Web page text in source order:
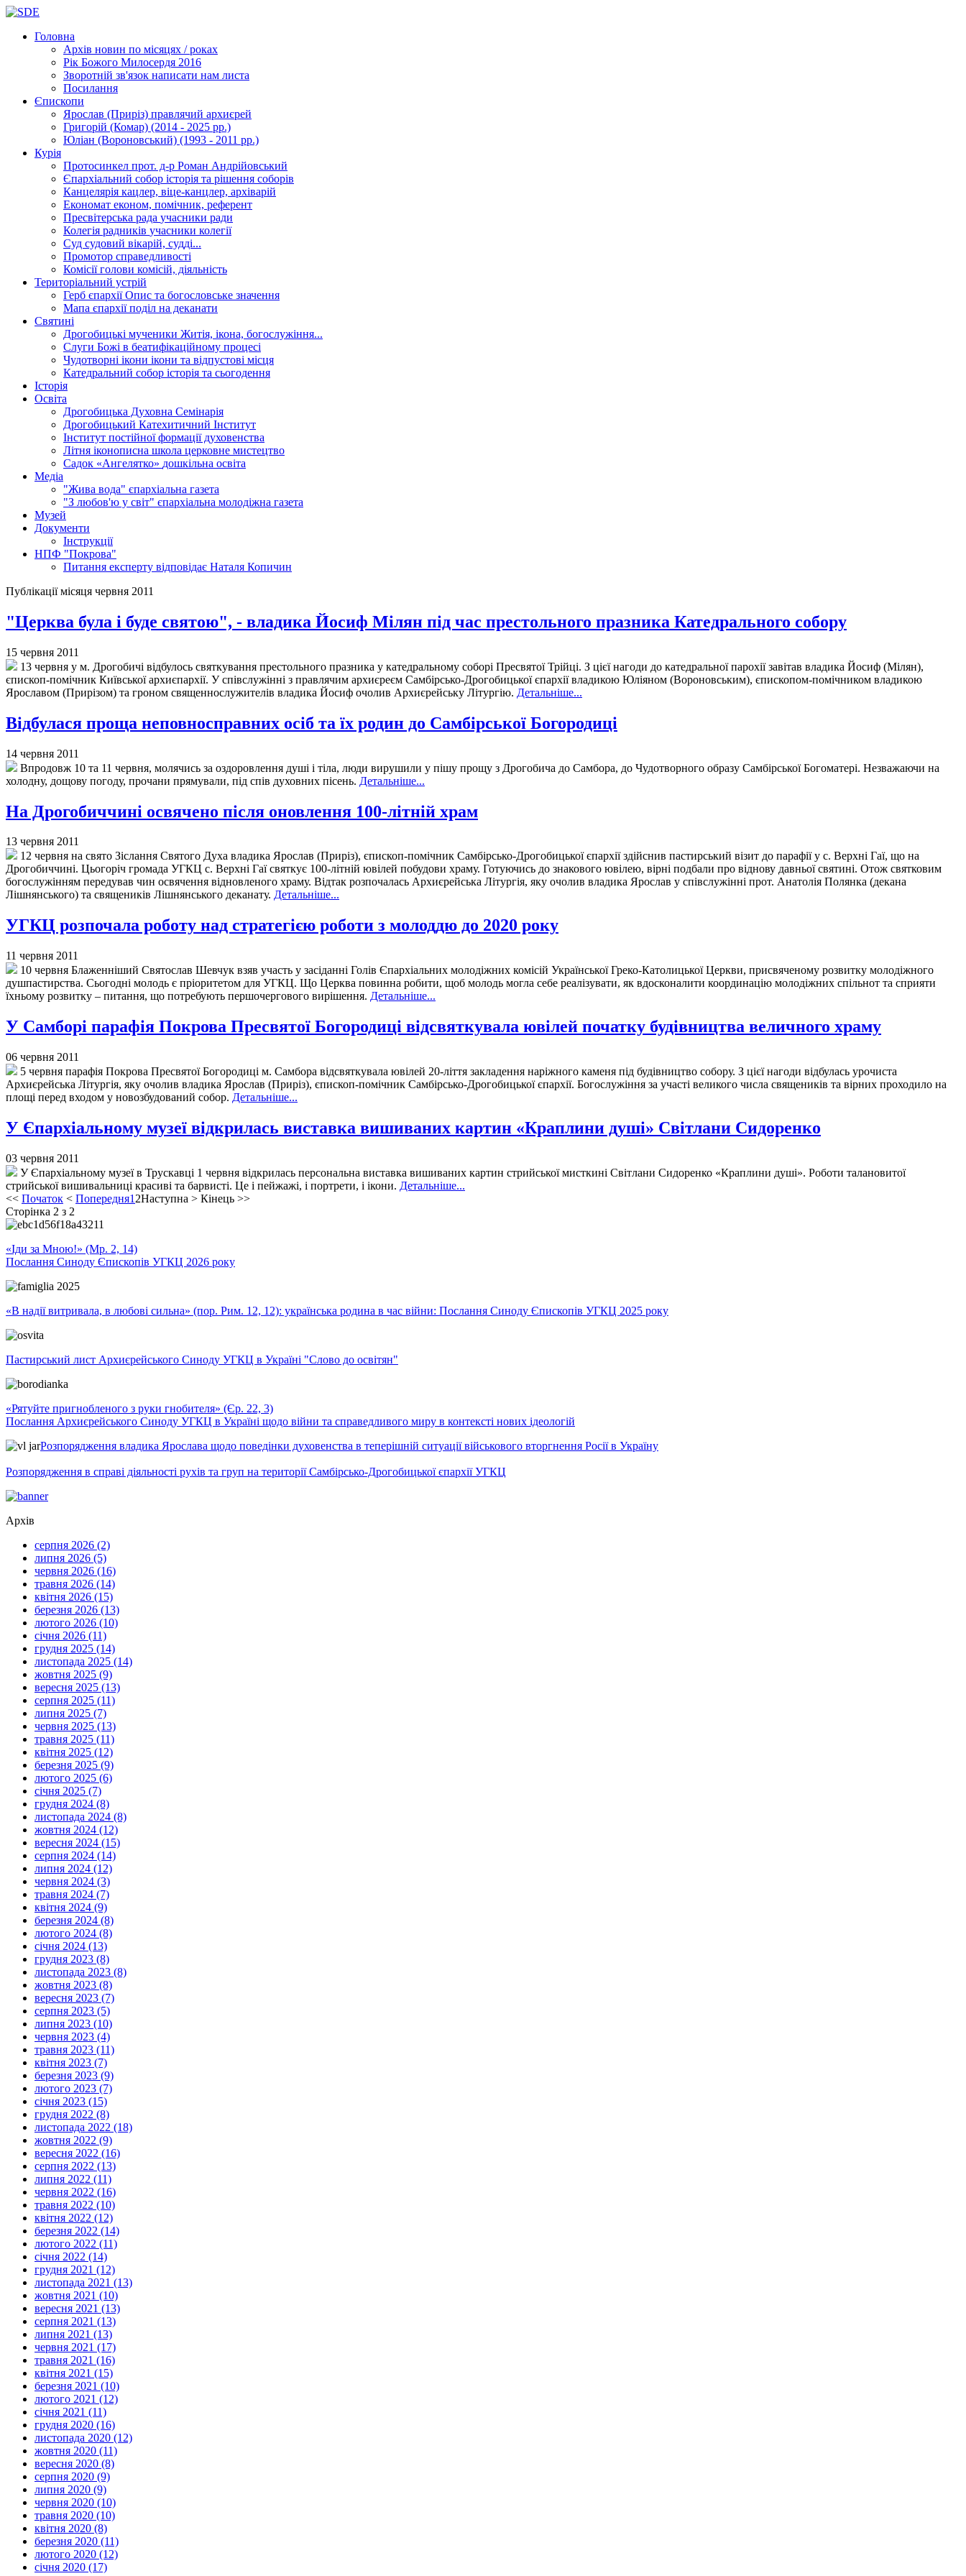
Головна
Архів новин по місяцях / роках
Рік Божого Милосердя 2016
Зворотній зв'язок написати нам листа
Посилання
Єпископи
Ярослав (Приріз) правлячий архиєрей
Григорій (Комар) (2014 - 2025 рр.)
Юліан (Вороновський) (1993 - 2011 рр.)
Курія
Протосинкел прот. д-р Роман Андрійовський
Єпархіальний собор історія та рішення соборів
Канцелярія кацлер, віце-канцлер, архіварій
Економат економ, помічник, референт
Пресвітерська рада учасники ради
Колегія радників учасники колегії
Суд судовий вікарій, судді...
Промотор справедливості
Комісіїголови комісій, діяльність
Територіальний устрій
Герб єпархіїОпис та богословське значення
Мапа єпархіїподіл на деканати
Святині
Дрогобицькі мученики Житія, ікона, богослужіння...
Слуги Божі в беатифікаційному процесі
Чудотворні ікони ікони та відпустові місця
Катедральний собор історія та сьогодення
Історія
Освіта
Дрогобицька Духовна Семінарія
Дрогобицький Катехитичний Інститут
Інститут постійної формації духовенства
Літня іконописна школа церковне мистецтво
Садок «Ангелятко» дошкільна освіта
Медіа
"Жива вода" єпархіальна газета
"З любов'ю у світ" єпархіальна молодіжна газета
Музей
Документи
Інструкції
НПФ "Покрова"
Питання експерту відповідає Наталя Копичин
Публікації місяця червня 2011
"Церква була і буде святою", - владика Йосиф Мілян під час престольного празника Катедрального собору
15 червня 2011
13 червня у м. Дрогобичі відбулось святкування престольного празника у катедральному соборі Пресвятої Трійці. З цієї нагоди до катедральної парохії завітав владика Йосиф (Мілян),
єпископ-помічник Київської архиєпархії. У співслужінні з правлячим архиєреєм Самбірсько-Дрогобицької єпархії владикою Юліяном (Вороновським), єпископом-помічником владикою
Ярославом (Прирізом) та гроном священнослужителів владика Йосиф очолив Архиєрейську Літургію. Детальніше...
Відбулася проща неповносправних осіб та їх родин до Самбірської Богородиці
14 червня 2011
Впродовж 10 та 11 червня, молячись за оздоровлення душі і тіла, люди вирушили у пішу прощу з Дрогобича до Самбора, до Чудотворного образу Самбірської Богоматері. Незважаючи на
холодну, дощову погоду, прочани прямували, під спів духовних пісень. Детальніше...
На Дрогобиччині освячено після оновлення 100-літній храм
13 червня 2011
12 червня на свято Зіслання Святого Духа владика Ярослав (Приріз), єпископ-помічник Самбірсько-Дрогобицької єпархії здійснив пастирський візит до парафії у с. Верхні Гаї, що на
Дрогобиччині. Цьогоріч громада УГКЦ с. Верхні Гаї святкує 100-літній ювілей побудови храму. Готуючись до знакового ювілею, вірні подбали про віднову давньої святині. Отож святковим
богослужінням передував чин освячення відновленого храму. Відтак розпочалась Архиєрейська Літургія, яку очолив владика Ярослав у співслужінні прот. Анатолія Полянка (декана
Лішнянського) та священиків Лішнянського деканату. Детальніше...
УГКЦ розпочала роботу над стратегією роботи з молоддю до 2020 року
11 червня 2011
10 червня Блаженніший Святослав Шевчук взяв участь у засіданні Голів Єпархіальних молодіжних комісій Української Греко-Католицької Церкви, присвяченому розвитку молодіжного
душпастирства. Сьогодні молодь є пріоритетом для УГКЦ. Що Церква повинна робити, щоб молодь могла себе реалізувати, як вдосконалити координацію молодіжних спільнот та сприяти
їхньому розвитку – питання, що потребують першочергового вирішення. Детальніше...
У Самборі парафія Покрова Пресвятої Богородиці відсвяткувала ювілей початку будівництва величного храму
06 червня 2011
5 червня парафія Покрова Пресвятої Богородиці м. Самбора відсвяткувала ювілей 20-ліття закладення наріжного каменя під будівництво собору. З цієї нагоди відбулась урочиста
Архиєрейська Літургія, яку очолив владика Ярослав (Приріз), єпископ-помічник Самбірсько-Дрогобицької єпархії. Богослужіння за участі великого числа священиків та вірних проходило на
площі перед входом у новозбудований собор. Детальніше...
У Єпархіальному музеї відкрилась виставка вишиваних картин «Краплини душі» Світлани Сидоренко
03 червня 2011
У Єпархіальному музеї в Трускавці 1 червня відкрилась персональна виставка вишиваних картин стрийської мисткині Світлани Сидоренко «Краплини душі». Роботи талановитої
стрийської вишивальниці красиві та барвисті. Це і пейжажі, і портрети, і ікони. Детальніше...
<< Початок < Попередня1 2Наступна > Кінець >>
Сторінка 2 з 2
«Іди за Мною!» (Мр. 2, 14)
Послання Синоду Єпископів УГКЦ 2026 року
«В надії витривала, в любові сильна» (пор. Рим. 12, 12): українська родина в час війни: Послання Синоду Єпископів УГКЦ 2025 року
Пастирський лист Архиєрейського Синоду УГКЦ в Україні "Слово до освітян"
«Рятуйте пригнобленого з руки гнобителя» (Єр. 22, 3)
Послання Архиєрейського Синоду УГКЦ в Україні щодо війни та справедливого миру в контексті нових ідеологій
Розпорядження владика Ярослава щодо поведінки духовенства в теперішній ситуації військового вторгнення Росії в Україну
Розпорядження в справі діяльності рухів та груп на території Самбірсько-Дрогобицької єпархії УГКЦ
Архів
серпня 2026 (2)
липня 2026 (5)
червня 2026 (16)
травня 2026 (14)
квітня 2026 (15)
березня 2026 (13)
лютого 2026 (10)
січня 2026 (11)
грудня 2025 (14)
листопада 2025 (14)
жовтня 2025 (9)
вересня 2025 (13)
серпня 2025 (11)
липня 2025 (7)
червня 2025 (13)
травня 2025 (11)
квітня 2025 (12)
березня 2025 (9)
лютого 2025 (6)
січня 2025 (7)
грудня 2024 (8)
листопада 2024 (8)
жовтня 2024 (12)
вересня 2024 (15)
серпня 2024 (14)
липня 2024 (12)
червня 2024 (3)
травня 2024 (7)
квітня 2024 (9)
березня 2024 (8)
лютого 2024 (8)
січня 2024 (13)
грудня 2023 (8)
листопада 2023 (8)
жовтня 2023 (8)
вересня 2023 (7)
серпня 2023 (5)
липня 2023 (10)
червня 2023 (4)
травня 2023 (11)
квітня 2023 (7)
березня 2023 (9)
лютого 2023 (7)
січня 2023 (15)
грудня 2022 (8)
листопада 2022 (18)
жовтня 2022 (9)
вересня 2022 (16)
серпня 2022 (13)
липня 2022 (11)
червня 2022 (16)
травня 2022 (10)
квітня 2022 (12)
березня 2022 (14)
лютого 2022 (11)
січня 2022 (14)
грудня 2021 (12)
листопада 2021 (13)
жовтня 2021 (10)
вересня 2021 (13)
серпня 2021 (13)
липня 2021 (13)
червня 2021 (17)
травня 2021 (16)
квітня 2021 (15)
березня 2021 (10)
лютого 2021 (12)
січня 2021 (11)
грудня 2020 (16)
листопада 2020 (12)
жовтня 2020 (11)
вересня 2020 (8)
серпня 2020 (9)
липня 2020 (9)
червня 2020 (10)
травня 2020 (10)
квітня 2020 (8)
березня 2020 (11)
лютого 2020 (12)
січня 2020 (17)